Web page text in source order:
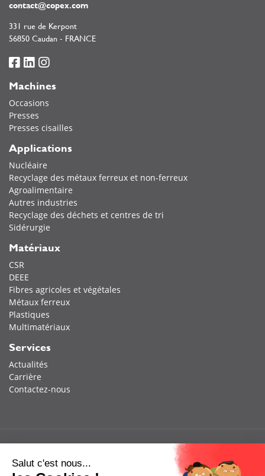
contact@copex.com
331 rue de Kerpont
56850 Caudan - FRANCE
Machines
Occasions
Presses
Presses cisailles
Applications
Nucléaire
Recyclage des métaux ferreux et non-ferreux
Agroalimentaire
Autres industries
Recyclage des déchets et centres de tri
Sidérurgie
Matériaux
CSR
DEEE
Fibres agricoles et végétales
Métaux ferreux
Plastiques
Multimatériaux
Services
Actualités
Carrière
Contactez-nous
Salut c'est nous...